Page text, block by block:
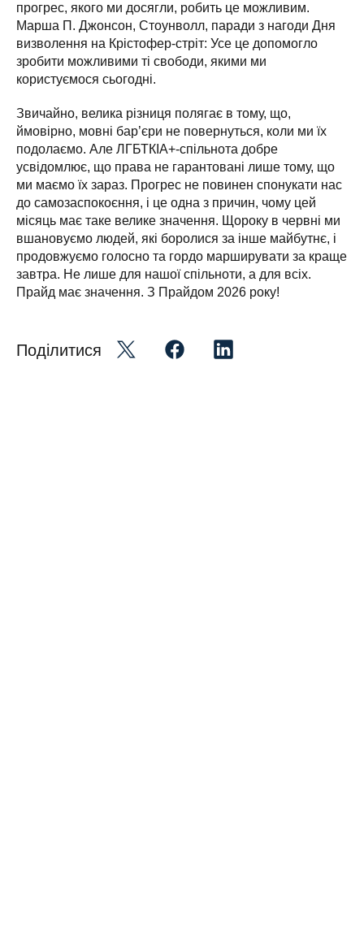
прогрес, якого ми досягли, робить це можливим.
Марша П. Джонсон, Стоунволл, паради з нагоди Дня
визволення на Крістофер-стріт: Усе це допомогло
зробити можливими ті свободи, якими ми
користуємося сьогодні.
Звичайно, велика різниця полягає в тому, що,
ймовірно, мовні бар’єри не повернуться, коли ми їх
подолаємо. Але ЛГБТКІА+-спільнота добре
усвідомлює, що права не гарантовані лише тому, що
ми маємо їх зараз. Прогрес не повинен спонукати нас
до самозаспокоєння, і це одна з причин, чому цей
місяць має таке велике значення. Щороку в червні ми
вшановуємо людей, які боролися за інше майбутнє, і
продовжуємо голосно та гордо марширувати за краще
завтра. Не лише для нашої спільноти, а для всіх.
Прайд має значення. З Прайдом 2026 року!
Поділитися